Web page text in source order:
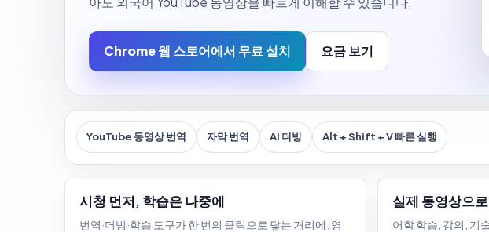
Chrome 웹 스토어에서 무료 설치 요금 보기
YouTube 동영상 번역 자막 번역 AI 더빙 Alt + Shift + V 빠른 실행
시청 먼저, 학습은 나중에
번역·더빙·학습 도구가 한 번의 클릭으로 닿는 거리에. 영
실제 동영상으
어학 학습, 강의, 기